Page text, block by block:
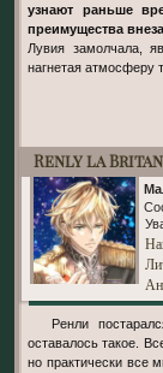
узнают раньше
преимущества
Лувия замолчала,
нагнетая атмосферу
Renly la
Ренли постарался не улыбаться, хотя в глазах все же что-то
оставалось такое.
но практически все